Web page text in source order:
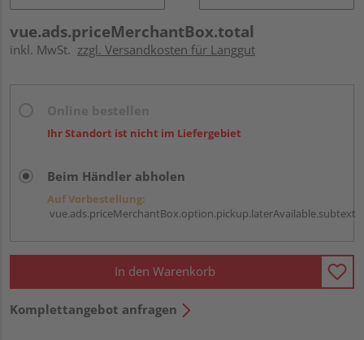
vue.ads.priceMerchantBox.total
inkl. MwSt. zzgl. Versandkosten für Langgut
Ihr Standort ist nicht im Liefergebiet
Beim Händler abholen
Auf Vorbestellung:
vue.ads.priceMerchantBox.option.pickup.laterAvailable.subtext
In den Warenkorb
Komplettangebot anfragen